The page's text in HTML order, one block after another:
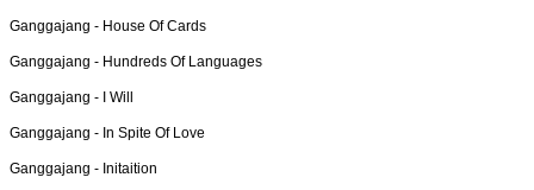
Ganggajang - House Of Cards
Ganggajang - Hundreds Of Languages
Ganggajang - I Will
Ganggajang - In Spite Of Love
Ganggajang - Initaition